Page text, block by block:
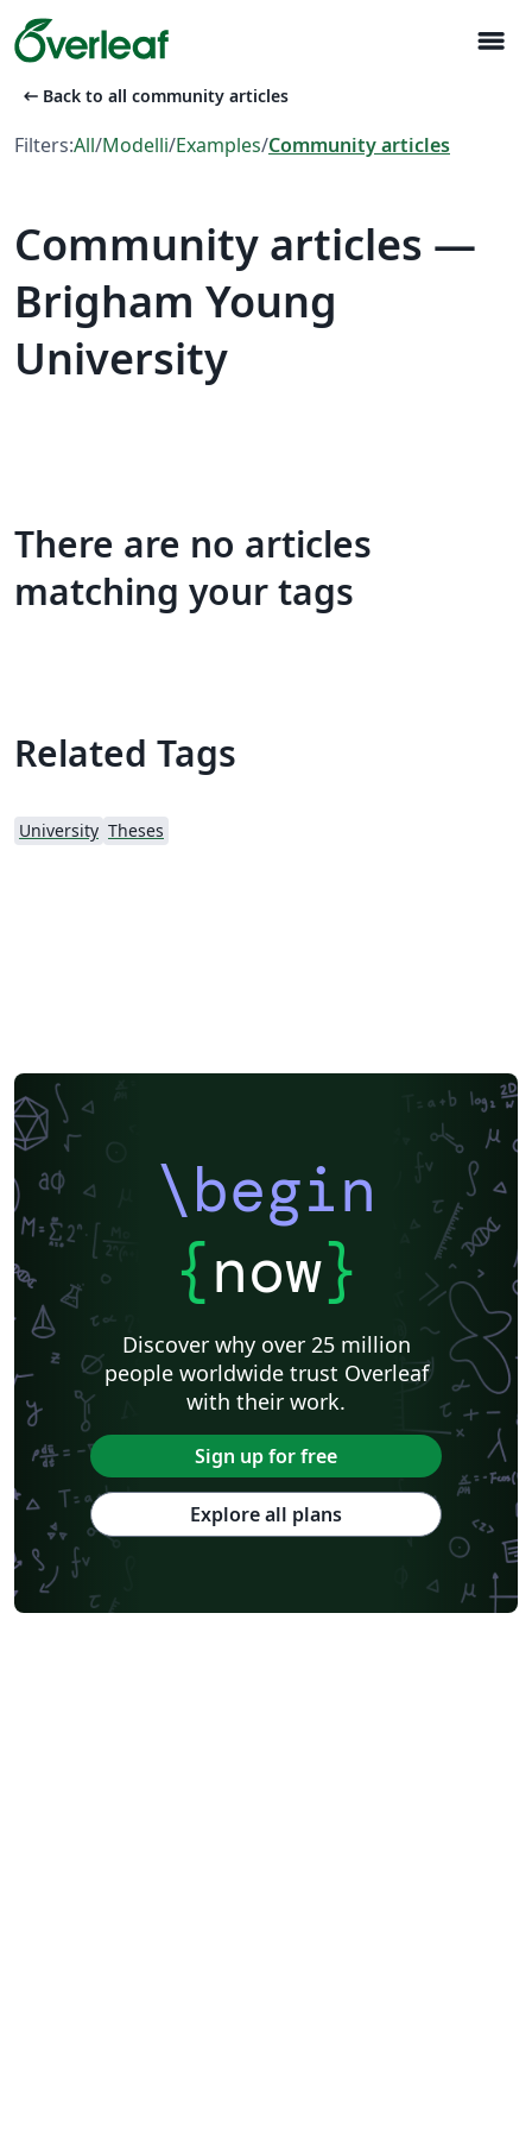
menu
arrow_left_alt Back to all community articles
Filters:All/Modelli/Examples/Community articles
Community articles —
Brigham Young
University
There are no articles
matching your tags
Related Tags
University Theses
\begin
{now}
Discover why over 25 million
people worldwide trust Overleaf
with their work.
Sign up for free
Explore all plans